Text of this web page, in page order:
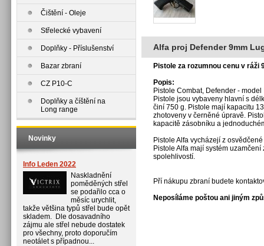
Čištění - Oleje
Střelecké vybavení
Doplňky - Příslušenství
Bazar zbraní
CZ P10-C
Doplňky a číštění na
Long range
Novinky
Info Leden 2022
Naskladnění
poměděných střel
se podařilo cca o
měsíc urychlit,
takže většina typů střel bude opět
skladem. Dle dosavadního
zájmu ale střel nebude dostatek
pro všechny, proto doporučím
neotálet s případnou...
Alfa proj Defender 9mm
Pistole za rozumnou cenu v ráži
Popis:
Pistole Combat, Defender -
Pistole jsou vybaveny hlavní s
činí 750 g. Pistole mají kapacitu
zhotoveny v černěné úpravě.
kapacitě zásobníku a
Pistole Alfa vycházejí z
Pistole Alfa mají systém
spolehlivostí.
Pří nákupu zbraní budete
Neposíláme poštou ani jiným